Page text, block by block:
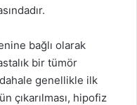
bağlı olarak
bir tümör
genellikle ilk
çıkarılması, hipofiz